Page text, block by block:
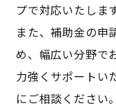
プで対応いたします
また、補助金の申
め、幅広い分野で
力強くサポートい
にご相談ください。